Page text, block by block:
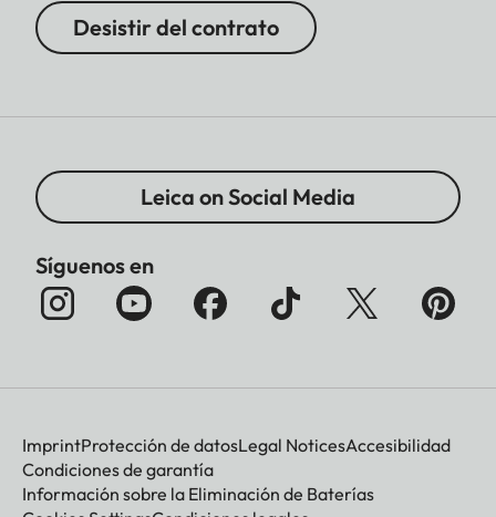
Desistir del contrato
Leica on Social Media
Síguenos en
ImprintProtección de datosLegal NoticesAccesibilidad
Condiciones de garantía
Información sobre la Eliminación de Baterías